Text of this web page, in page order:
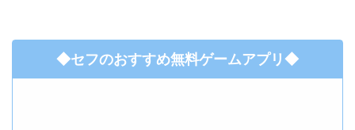
◆セフのおすすめ無料ゲームアプリ◆